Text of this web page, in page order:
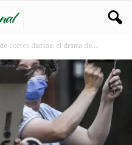
cortes diarios: el drama de...